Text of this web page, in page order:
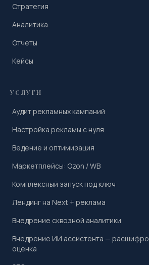
Стратегия
Аналитика
Отчеты
Кейсы
УСЛУГИ
Аудит рекламных кампаний
Настройка рекламы с нуля
Ведение и оптимизация
Маркетплейсы: Ozon / WB
Комплексный запуск под ключ
Лендинг на Next + реклама
Внедрение сквозной аналитики
Внедрение ИИ ассистента —
оценка